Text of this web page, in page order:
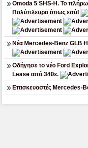
Omoda 5 SHS-H. Το
Πολύπλευρο όπως εσύ!
Νέα Mercedes-Benz GLB
Οδήγησε το νέο Ford
Lease από 340ε.
Επισκευαστές Mercedes-